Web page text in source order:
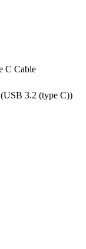
C Cable
3.2 (type C))